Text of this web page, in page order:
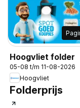
Hoogvliet folder
05-08 t/m 11-08-2026
Hoogvliet
Folderprijs